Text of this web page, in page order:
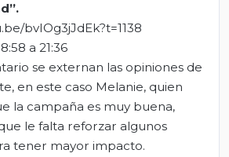
bvIOg3jJdEk?t=1138
a 21:36
se externan las opiniones de
en este caso Melanie, quien
la campaña es muy buena,
le falta reforzar algunos
tener mayor impacto.